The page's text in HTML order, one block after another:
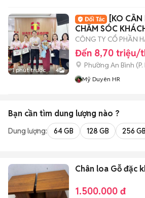
1 phút trước 4
[KO
CHĂM SÓC
CÔNG TY CỔ PHẦN
Đến 8,70 triệu/
Phường An Bình (
Mỹ Duyên HR
Bạn cần tìm dung lượng nào ?
Dung lượng: 64 GB 128 GB 256 GB
Chân loa Gỗ đặc
1.500.000 đ